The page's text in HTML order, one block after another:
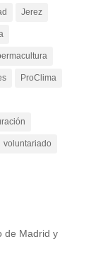
Jerez
ProClima
voluntariado
de Madrid y